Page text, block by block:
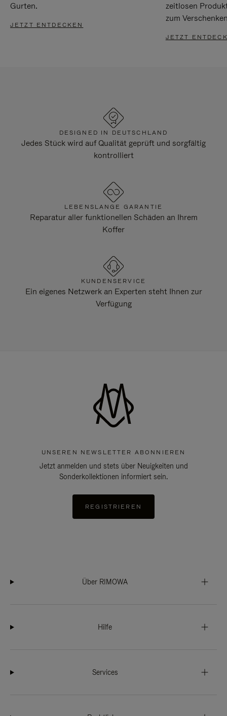
Gurten.
JETZT ENTDECKEN
zeitlosen
zum
JETZT
DESIGNED IN DEUTSCHLAND
Jedes Stück wird auf Qualität geprüft und sorgfältig
kontrolliert
LEBENSLANGE GARANTIE
Reparatur aller funktionellen Schäden an Ihrem
Koffer
KUNDENSERVICE
Ein eigenes Netzwerk an Experten steht Ihnen zur
Verfügung
UNSEREN NEWSLETTER ABONNIEREN
Jetzt anmelden und stets über Neuigkeiten und
Sonderkollektionen informiert sein.
REGISTRIEREN
Über RIMOWA
Hilfe
Services